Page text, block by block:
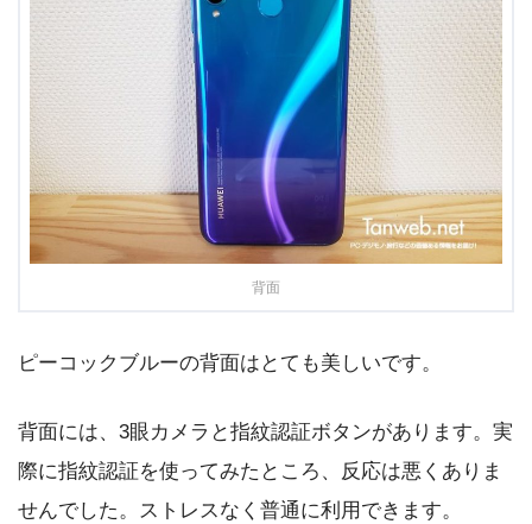
背面
ピーコックブルーの背面はとても美しいです。
背面には、3眼カメラと指紋認証ボタンがあります。実
際に指紋認証を使ってみたところ、反応は悪くありま
せんでした。ストレスなく普通に利用できます。